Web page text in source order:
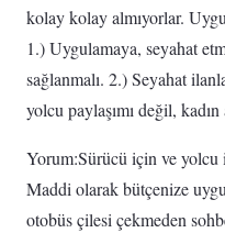
kolay kolay almıyorlar.
1.) Uygulamaya, seyahat
sağlanmalı. 2.) Seyahat
yolcu paylaşımı değil,
Yorum:Sürücü için ve yolcu
Maddi olarak bütçenize
otobüs çilesi çekmeden